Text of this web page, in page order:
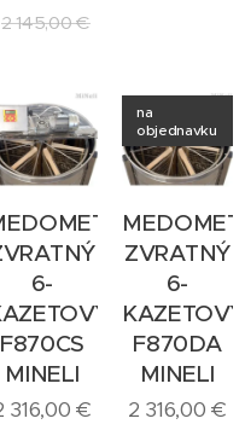
2 145,00€
6-
F870CS
MINELI
316,00 €
MEDOMET
ZVRATNÝ
6-
KAZETOVÝ
F870DA
MINELI
na
objednavku
2 316,00 €